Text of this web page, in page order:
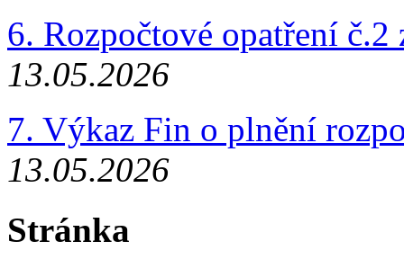
6. Rozpočtové opatření
13.05.2026
7. Výkaz Fin o plnění
13.05.2026
Stránka